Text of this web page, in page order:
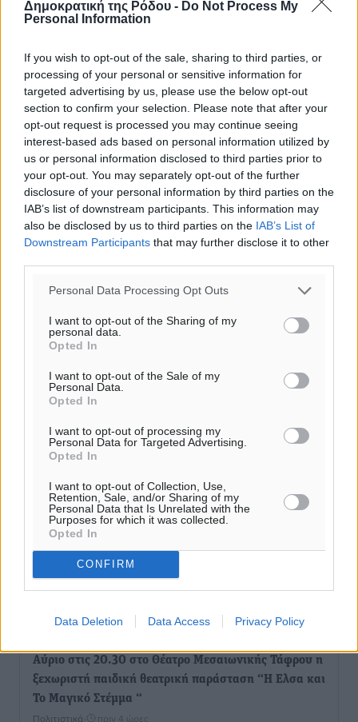
Δημοκρατική της Ρόδου - Do Not Process My
Personal Information
If you wish to opt-out of the sale, sharing to third parties, or
processing of your personal or sensitive information for
targeted advertising by us, please use the below opt-out
section to confirm your selection. Please note that after your
opt-out request is processed you may continue seeing
interest-based ads based on personal information utilized by
us or personal information disclosed to third parties prior to
your opt-out. You may separately opt-out of the further
disclosure of your personal information by third parties on the
IAB’s list of downstream participants. This information may
also be disclosed by us to third parties on the IAB’s List of
Downstream Participants that may further disclose it to other
Personal Data Processing Opt Outs
I want to opt-out of the Sharing of my
personal data.
Opted In
I want to opt-out of the Sale of my
Personal Data.
Opted In
I want to opt-out of processing my
Personal Data for Targeted Advertising.
Opted In
I want to opt-out of Collection, Use,
Retention, Sale, and/or Sharing of my
Personal Data that Is Unrelated with the
Purposes for which it was collected.
Opted In
CONFIRM
Data Deletion Data Access Privacy Policy
Ροή ειδήσεων
Προορισμός η Ελλάδα σε τουριστικά βραβεία των
Ειδήσεις• πριν 3 ώρες
Στο μικροσκόπιο τα αιολικά πάρκα σε όλη την Ελλάδα
μετά τη μεγάλη φωτιά στη Βοιωτία – Eισαγγελική
Τοπικές Ειδήσεις• πριν 3 ώρες
τουριστικής σεζόν, 19,3% πάνω οι αεροπορικές θέσεις
τον Οκτώβριο
Ειδήσεις• πριν 3 ώρες
Παρέμβαση του Δημάρχου Λέρου προς τον ΔΕΔΔΗΕ
Τοπικές Ειδήσεις• πριν 4 ώρες
Αύριο στις 20.30 στο Θέατρο Μεσαιωνικής Τάφρου η
ξεχωριστή παιδική θεατρική παράσταση “Η Ελσα και
Το Μαγικό Στέμμα “
Πολιτιστικά πριν 4 ώρες